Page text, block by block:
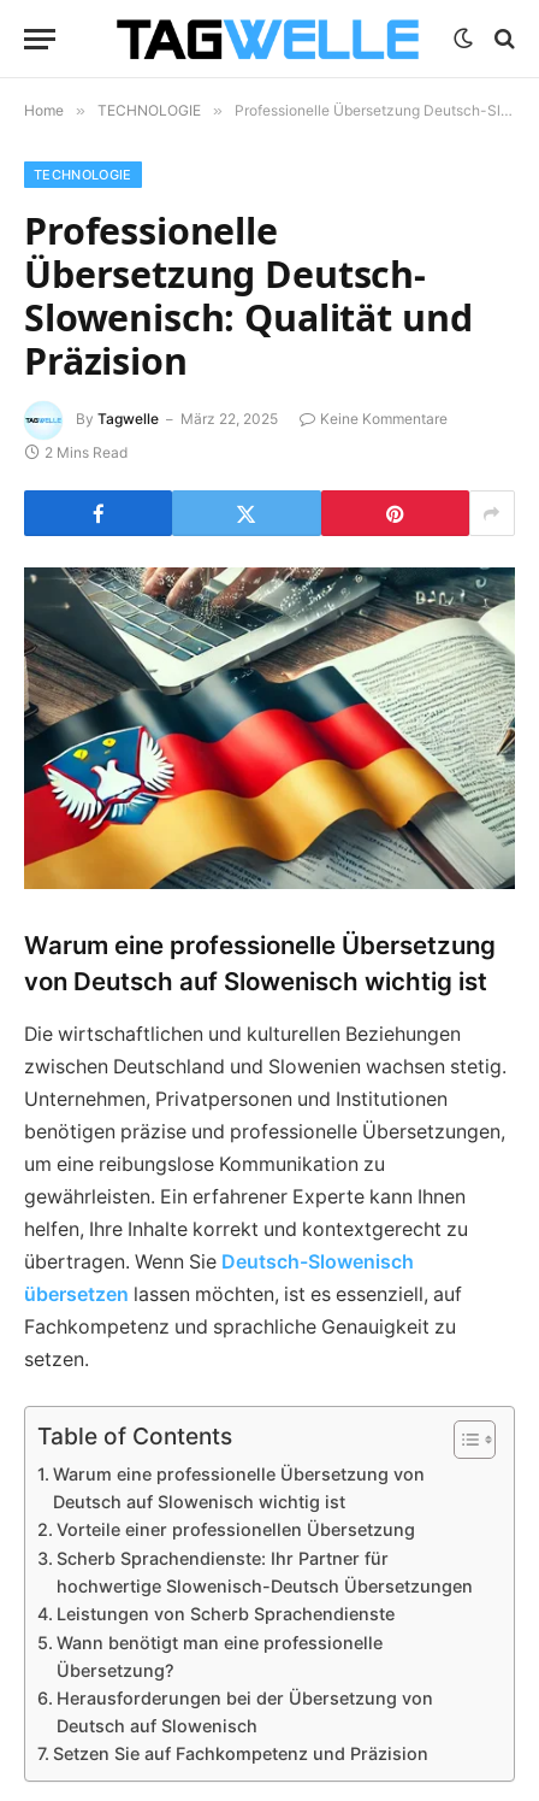
Home » TECHNOLOGIE » Professionelle Übersetzung Deutsch-Slowenisch: Qualität und Präzision
TECHNOLOGIE
Professionelle
Übersetzung Deutsch-
Slowenisch: Qualität und
Präzision
By Tagwelle März 22, 2025
Keine Kommentare
2 Mins Read
Warum eine professionelle Übersetzung
von Deutsch auf Slowenisch wichtig ist
Die wirtschaftlichen und kulturellen Beziehungen
zwischen Deutschland und Slowenien wachsen stetig.
Unternehmen, Privatpersonen und Institutionen
benötigen präzise und professionelle Übersetzungen,
um eine reibungslose Kommunikation zu
gewährleisten. Ein erfahrener Experte kann Ihnen
helfen, Ihre Inhalte korrekt und kontextgerecht zu
übertragen. Wenn Sie Deutsch-Slowenisch
übersetzen lassen möchten, ist es essenziell, auf
Fachkompetenz und sprachliche Genauigkeit zu
setzen.
Table of Contents
Warum eine professionelle Übersetzung von
Deutsch auf Slowenisch wichtig ist
Vorteile einer professionellen Übersetzung
Scherb Sprachendienste: Ihr Partner für
hochwertige Slowenisch-Deutsch Übersetzungen
Leistungen von Scherb Sprachendienste
Wann benötigt man eine professionelle
Übersetzung?
Herausforderungen bei der Übersetzung von
Deutsch auf Slowenisch
Setzen Sie auf Fachkompetenz und Präzision